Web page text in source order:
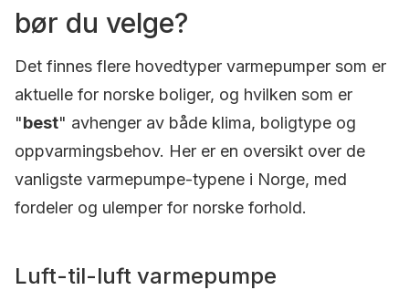
bør du velge?
Det finnes flere hovedtyper varmepumper som er
aktuelle for norske boliger, og hvilken som er
"best" avhenger av både klima, boligtype og
oppvarmingsbehov. Her er en oversikt over de
vanligste varmepumpe-typene i Norge, med
fordeler og ulemper for norske forhold.
Luft-til-luft varmepumpe